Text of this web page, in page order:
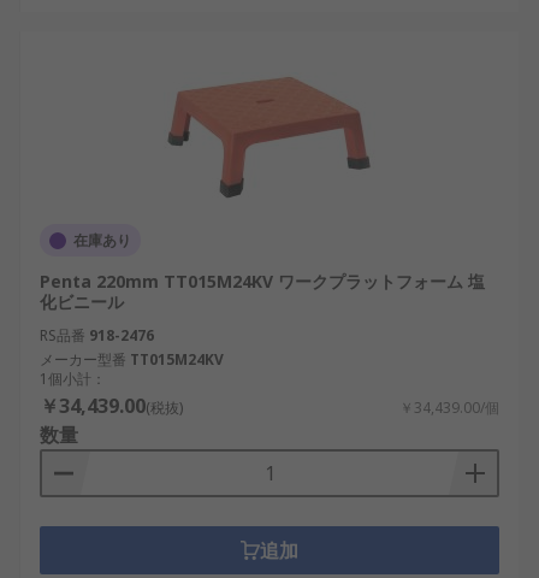
在庫あり
Penta 220mm TT015M24KV ワークプラットフォーム 塩
化ビニール
RS品番 918-2476
メーカー型番 TT015M24KV
1個小計：
￥34,439.00(税抜) ￥34,439.00/個
数量
追加